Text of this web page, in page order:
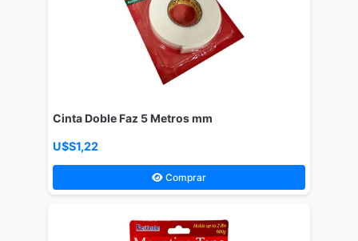
Cinta Doble Faz 5 Metros mm
U$S1,22
Comprar